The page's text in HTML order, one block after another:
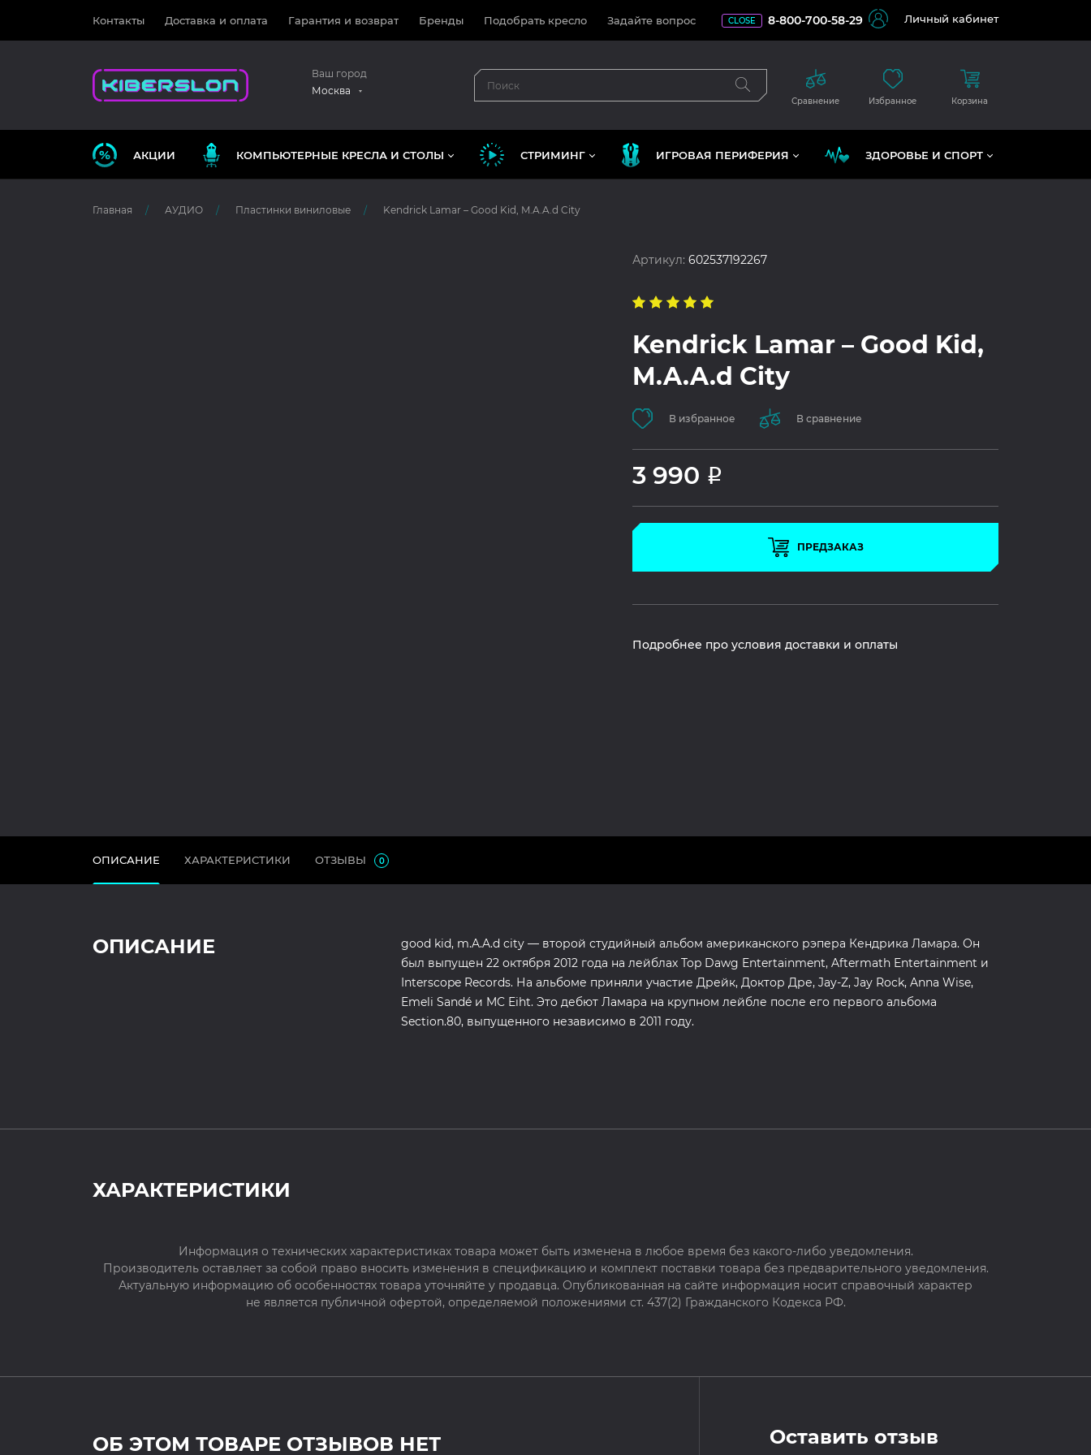
Контакты Доставка и оплата Гарантия и возврат Бренды Подобрать кресло Задайте вопрос CLOSE 8-800-700-58-29 Личный кабинет
Ваш город
Москва
Сравнение Избранное Корзина
АКЦИИ КОМПЬЮТЕРНЫЕ КРЕСЛА И СТОЛЫ СТРИМИНГ ИГРОВАЯ ПЕРИФЕРИЯ ЗДОРОВЬЕ И СПОРТ
Главная АУДИО Пластинки виниловые Kendrick Lamar – Good Kid, M.A.A.d City
Артикул:602537192267
Kendrick Lamar – Good Kid,
M.A.A.d City
В избранное В сравнение
3 990 Р
ПРЕДЗАКАЗ
Подробнее про условия доставки и оплаты
ОПИСАНИЕ ХАРАКТЕРИСТИКИ ОТЗЫВЫ 0
ОПИСАНИЕ
good kid, m.A.A.d city — второй студийный альбом американского рэпера Кендрика Ламара. Он
был выпущен 22 октября 2012 года на лейблах Top Dawg Entertainment, Aftermath Entertainment и
Interscope Records. На альбоме приняли участие Дрейк, Доктор Дре, Jay-Z, Jay Rock, Anna Wise,
Emeli Sandé и MC Eiht. Это дебют Ламара на крупном лейбле после его первого альбома
Section.80, выпущенного независимо в 2011 году.
ХАРАКТЕРИСТИКИ
Информация о технических характеристиках товара может быть изменена в любое время без какого-либо уведомления.
Производитель оставляет за собой право вносить изменения в спецификацию и комплект поставки товара без предварительного уведомления.
Актуальную информацию об особенностях товара уточняйте у продавца. Опубликованная на сайте информация носит справочный характер
не является публичной офертой, определяемой положениями ст. 437(2) Гражданского Кодекса РФ.
ОБ ЭТОМ ТОВАРЕ ОТЗЫВОВ НЕТ Оставить отзыв